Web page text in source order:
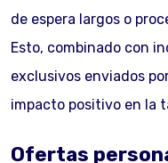
de espera largos o
Esto, combinado con
exclusivos enviados
impacto positivo en la
Ofertas